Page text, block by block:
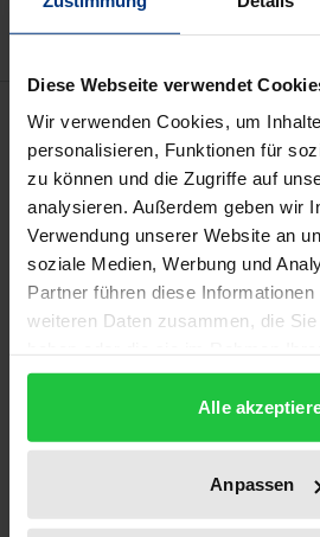
Diese Webseite verwendet
Wir verwenden Cookies, um
personalisieren, Funktionen für
zu können und die Zugriffe auf
analysieren. Außerdem geben wir
Verwendung unserer Website an
soziale Medien, Werbung und
Partner führen diese
weiteren Daten zusammen, die
gesammelt haben.
Alle
Anpassen
Bibliographical data
Edition
1
ISBN
978-3-7890-1326-3
Subtitle
Zugleich eine Analyse der
des Wettbewerbs- und des